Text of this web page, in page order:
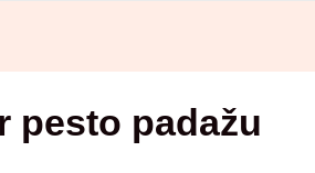
pesto padažu